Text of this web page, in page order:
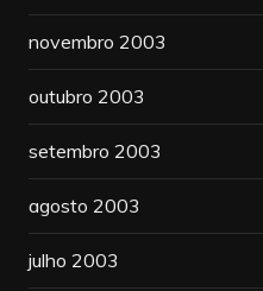
novembro 2003
outubro 2003
setembro 2003
agosto 2003
julho 2003